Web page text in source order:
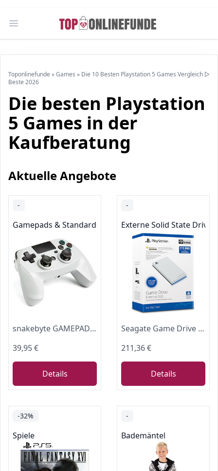
Open main menu
Toponlinefunde »Games » Die 10 Besten Playstation 5 Games Vergleich ▷
Beste 2026
Die besten Playstation
5 Games in der
Kaufberatung
Aktuelle Angebote
-
Gamepads & Standard-Controller
snakebyte GAMEPAD 4S – grau - Wireless Bluetooth Controller für PlayStation 4 / PS4 Slim / Pro, Analoge Dual Joysticks, PC kompatibel (Windows 7 / 8 / 10),3,5mm Kopfhöreranschluss, Touchpad
39,95 €
Details
-
Externe Solid State Drives
Seagate Game Drive SSD 1TB, PS4/5, Playstation 5/4, USB 3.0, weiß, inkl. Data Rescue Service (STMH1000200)
211,36 €
Details
-32%
Spiele
-
Bademäntel